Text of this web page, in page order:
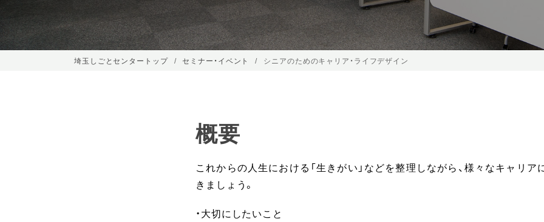
埼玉しごとセンタートップ セミナー・イベント シニアのためのキャリア・ライフデザイン
概要
これからの人生における「生きがい」などを整理しながら、様々なキャリア
きましょう。
・大切にしたいこと